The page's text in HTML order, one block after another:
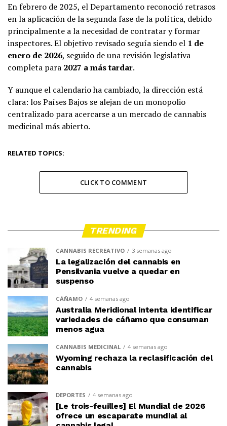
En febrero de 2025, el Departamento reconoció retrasos
en la aplicación de la segunda fase de la política, debido
principalmente a la necesidad de contratar y formar
inspectores. El objetivo revisado seguía siendo el 1 de
enero de 2026, seguido de una revisión legislativa
completa para 2027 a más tardar.
Y aunque el calendario ha cambiado, la dirección está
clara: los Países Bajos se alejan de un monopolio
centralizado para acercarse a un mercado de cannabis
medicinal más abierto.
RELATED TOPICS:
CLICK TO COMMENT
TRENDING
CANNABIS RECREATIVO 3 semanas ago
La legalización del cannabis en
Pensilvania vuelve a quedar en
suspenso
CÁÑAMO 4 semanas ago
Australia Meridional intenta identificar
variedades de cáñamo que consuman
menos agua
CANNABIS MEDICINAL 4 semanas ago
Wyoming rechaza la reclasificación del
cannabis
DEPORTES 4 semanas ago
[Le trois-feuilles] El Mundial de 2026
ofrece un escaparate mundial al